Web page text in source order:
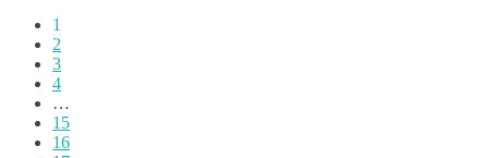
1
2
3
4
…
15
16